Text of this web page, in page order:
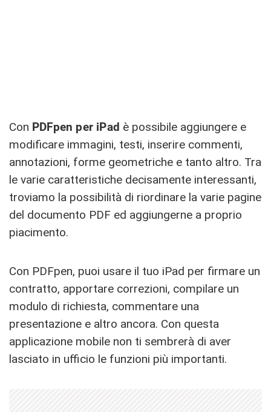
Con PDFpen per iPad è possibile aggiungere e
modificare immagini, testi, inserire commenti,
annotazioni, forme geometriche e tanto altro. Tra
le varie caratteristiche decisamente interessanti,
troviamo la possibilità di riordinare la varie pagine
del documento PDF ed aggiungerne a proprio
piacimento.
Con PDFpen, puoi usare il tuo iPad per firmare un
contratto, apportare correzioni, compilare un
modulo di richiesta, commentare una
presentazione e altro ancora. Con questa
applicazione mobile non ti sembrerà di aver
lasciato in ufficio le funzioni più importanti.